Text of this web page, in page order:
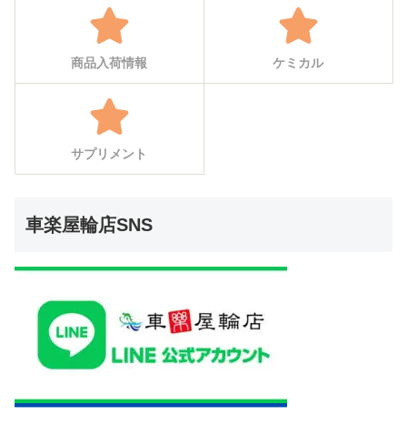
商品入荷情報 ケミカル
サプリメント
車楽屋輪店SNS